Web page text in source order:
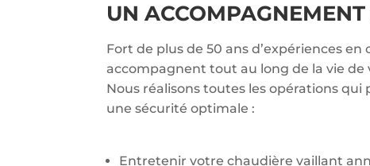
UN
Fort de plus de 50 ans d’expériences
accompagnent tout au long de la vie de
Nous réalisons toutes les opérations
une sécurité optimale :
Entretenir votre chaudière vaillant